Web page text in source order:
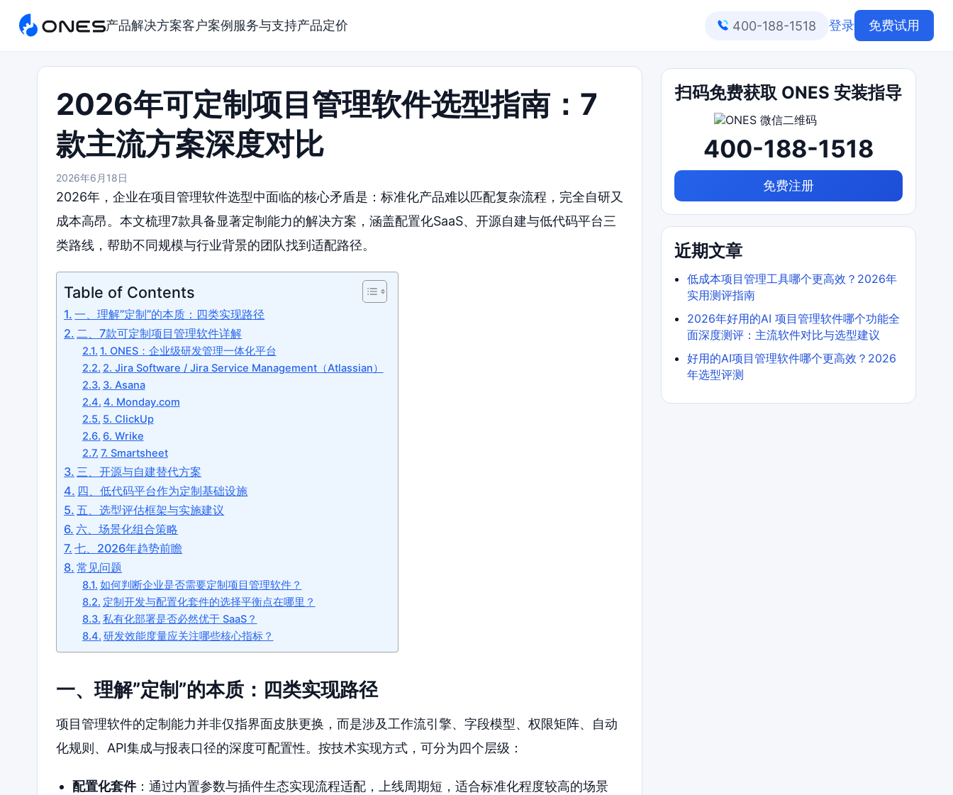
产品解决方案客户案例 服务与支持产品定价 400-188-1518 登录 免费试用
2026年可定制项目管理软件选型指南：7
款主流方案深度对比
2026年6月18日
2026年，企业在项目管理软件选型中面临的核心矛盾是：标准化产品难以匹配复杂流程，完全自研又
成本高昂。本文梳理7款具备显著定制能力的解决方案，涵盖配置化SaaS、开源自建与低代码平台三
类路线，帮助不同规模与行业背景的团队找到适配路径。
Table of Contents
一、理解”定制”的本质：四类实现路径
二、7款可定制项目管理软件详解
1. ONES：企业级研发管理一体化平台
2. Jira Software / Jira Service Management（Atlassian）
3. Asana
4. Monday.com
5. ClickUp
6. Wrike
7. Smartsheet
三、开源与自建替代方案
四、低代码平台作为定制基础设施
五、选型评估框架与实施建议
六、场景化组合策略
七、2026年趋势前瞻
常见问题
如何判断企业是否需要定制项目管理软件？
定制开发与配置化套件的选择平衡点在哪里？
私有化部署是否必然优于 SaaS？
研发效能度量应关注哪些核心指标？
一、理解”定制”的本质：四类实现路径
项目管理软件的定制能力并非仅指界面皮肤更换，而是涉及工作流引擎、字段模型、权限矩阵、自动
化规则、API集成与报表口径的深度可配置性。按技术实现方式，可分为四个层级：
配置化套件：通过内置参数与插件生态实现流程适配，上线周期短，适合标准化程度较高的场景
扫码免费获取 ONES 安装指导
400-188-1518
免费注册
近期文章
低成本项目管理工具哪个更高效？2026年
实用测评指南
2026年好用的AI 项目管理软件哪个功能全
面深度测评：主流软件对比与选型建议
好用的AI项目管理软件哪个更高效？2026
年选型评测